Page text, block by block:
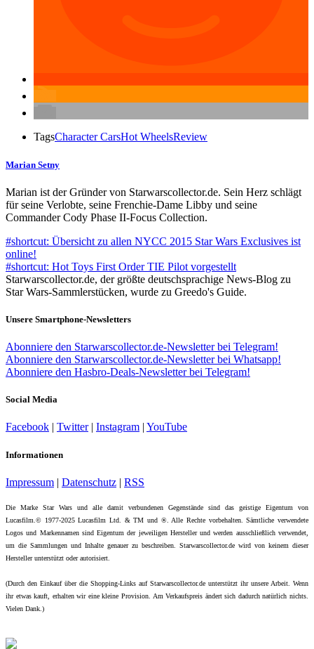
TagsCharacter CarsHot WheelsReview
Marian Setny
Marian ist der Gründer von Starwarscollector.de. Sein Herz schlägt
für seine Verlobte, seine Frenchie-Dame Libby und seine
Commander Cody Phase II-Focus Collection.
#shortcut: Übersicht zu allen NYCC 2015 Star Wars Exclusives ist
online!
#shortcut: Hot Toys First Order TIE Pilot vorgestellt
Starwarscollector.de, der größte deutschsprachige News-Blog zu
Star Wars-Sammlerstücken, wurde zu Greedo's Guide.
Unsere Smartphone-Newsletters
Abonniere den Starwarscollector.de-Newsletter bei Telegram!
Abonniere den Starwarscollector.de-Newsletter bei Whatsapp!
Abonniere den Hasbro-Deals-Newsletter bei Telegram!
Social Media
Facebook | Twitter| Instagram | YouTube
Informationen
Impressum | Datenschutz | RSS
Die Marke Star Wars und alle damit verbundenen Gegenstände sind das geistige Eigentum von
Lucasfilm.© 1977-2025 Lucasfilm Ltd. & TM und ®. Alle Rechte vorbehalten. Sämtliche verwendete
Logos und Markennamen sind Eigentum der jeweiligen Hersteller und werden ausschließlich verwendet,
um die Sammlungen und Inhalte genauer zu beschreiben. Starwarscollector.de wird von keinem dieser
Hersteller unterstützt oder autorisiert.
(Durch den Einkauf über die Shopping-Links auf Starwarscollector.de unterstützt ihr unsere Arbeit. Wenn
ihr etwas kauft, erhalten wir eine kleine Provision. Am Verkaufspreis ändert sich dadurch natürlich nichts.
Vielen Dank.)